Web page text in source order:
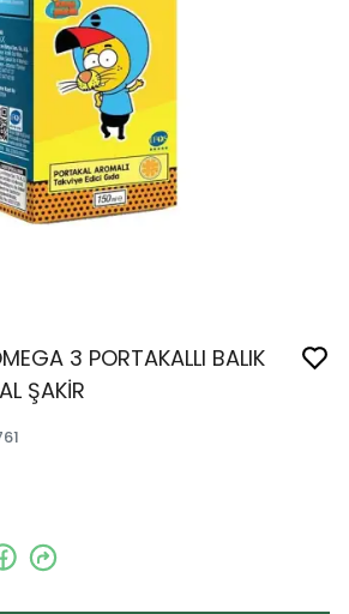
3 PORTAKALLI BALIK
ŞAKİR